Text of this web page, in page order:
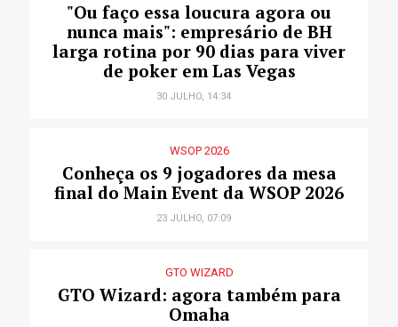
"Ou faço essa loucura agora ou
nunca mais": empresário de BH
larga rotina por 90 dias para viver
de poker em Las Vegas
30 JULHO, 14:34
WSOP 2026
Conheça os 9 jogadores da mesa
final do Main Event da WSOP 2026
23 JULHO, 07:09
GTO WIZARD
GTO Wizard: agora também para
Omaha